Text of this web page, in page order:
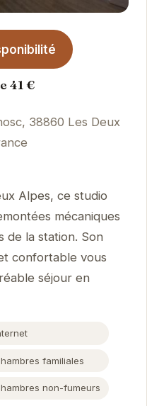
41 €
38860 Les Deux
Alpes, ce studio
mécaniques
de la station. Son
confortable vous
séjour en
familiales
non-fumeurs